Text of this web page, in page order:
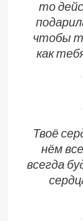
то
чтобы
как
Твоё
нём
всегда